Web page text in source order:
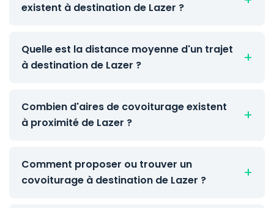
existent à destination de Lazer ?
Quelle est la distance moyenne d'un trajet
à destination de Lazer ?
Combien d'aires de covoiturage existent
à proximité de Lazer ?
Comment proposer ou trouver un
covoiturage à destination de Lazer ?